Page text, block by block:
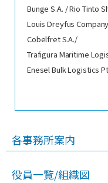
Bunge S.A. / Rio Tinto
Louis Dreyfus
Cobelfret S.A./
Trafigura Maritime
Enesel Bulk Logistics
各事務所案内
役員一覧/組織図